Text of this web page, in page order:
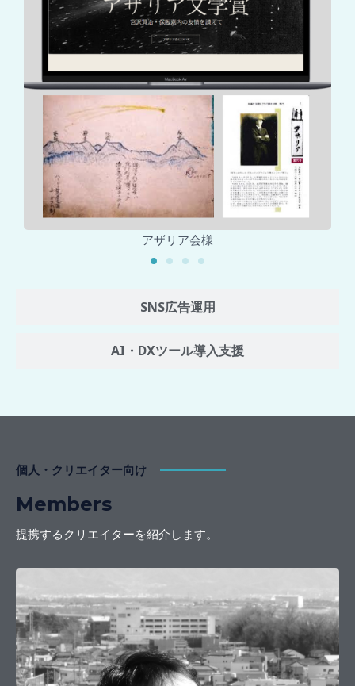
SNS広告運用
AI・DXツール導入支援
アザリア会様
個人・クリエイター向け
Members
提携するクリエイターを紹介します。